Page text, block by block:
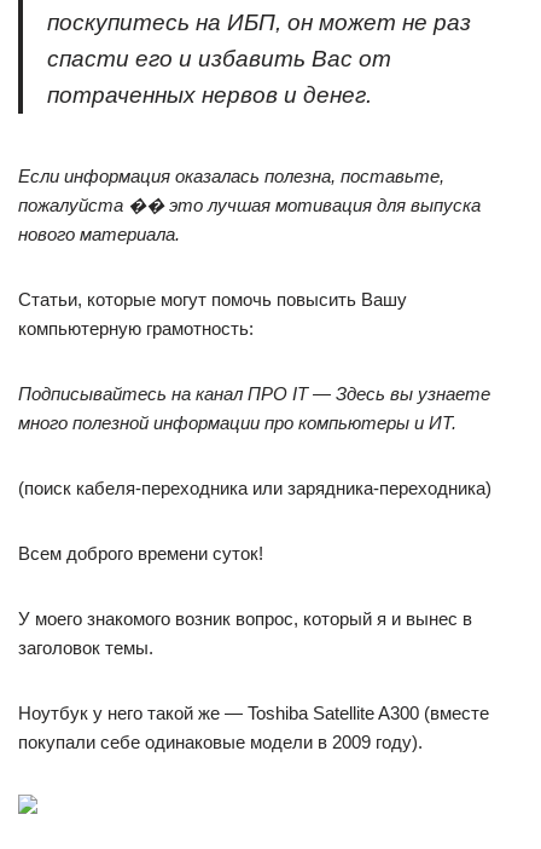
поскупитесь на ИБП, он может не раз
спасти его и избавить Вас от
потраченных нервов и денег.
Если информация оказалась полезна, поставьте,
пожалуйста �� это лучшая мотивация для выпуска
нового материала.
Статьи, которые могут помочь повысить Вашу
компьютерную грамотность:
Подписывайтесь на канал ПРО IT — Здесь вы узнаете
много полезной информации про компьютеры и ИТ.
(поиск кабеля-переходника или зарядника-переходника)
Всем доброго времени суток!
У моего знакомого возник вопрос, который я и вынес в
заголовок темы.
Ноутбук у него такой же — Toshiba Satellite A300 (вместе
покупали себе одинаковые модели в 2009 году).